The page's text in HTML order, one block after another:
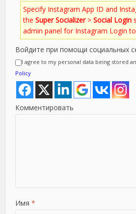
Specify Instagram App ID and
theSuper Socializer>Social Login
admin panel for Instagram Login
Войдите при помощи социальных
I agree to my personal data being stored
Policy
Комментировать
Имя *